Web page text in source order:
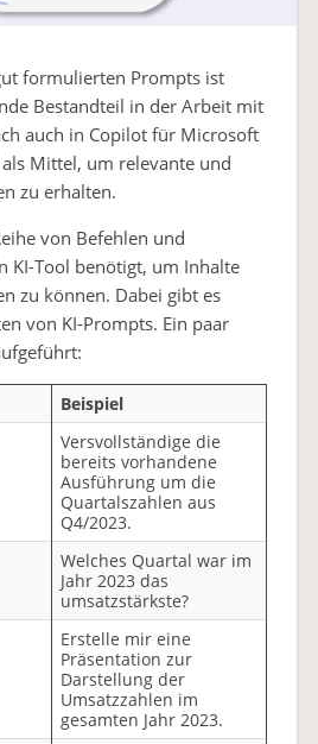
formulierten Prompts ist
Bestandteil in der Arbeit mit
auch in Copilot für Microsoft
Mittel, um relevante und
zu erhalten.
von Befehlen und
KI-Tool benötigt, um Inhalte
zu können. Dabei gibt es
von KI-Prompts. Ein paar
Beispiel
Versvollständige die
bereits vorhandene
Ausführung um die
Quartalszahlen aus
Q4/2023.
Welches Quartal war im
Jahr 2023 das
umsatzstärkste?
Erstelle mir eine
Präsentation zur
Darstellung der
Umsatzzahlen im
gesamten Jahr 2023.